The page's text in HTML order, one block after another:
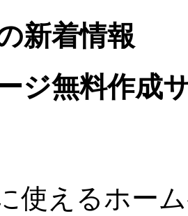
新着情報
ジ無料作成
使えるホー